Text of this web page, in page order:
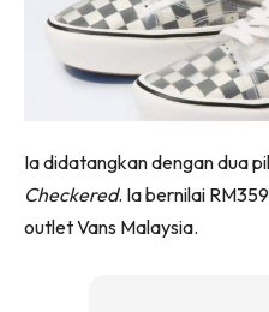
Ia didatangkan dengan dua
Checkered. Ia bernilai
outlet Vans Malaysia.